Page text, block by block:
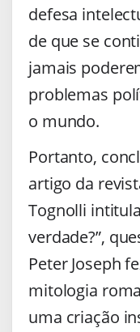
defesa
de que se
jamais
problemas
o mundo.
Portanto,
artigo da
Tognolli
verdade?”,
Peter Joseph
mitologia
uma criação